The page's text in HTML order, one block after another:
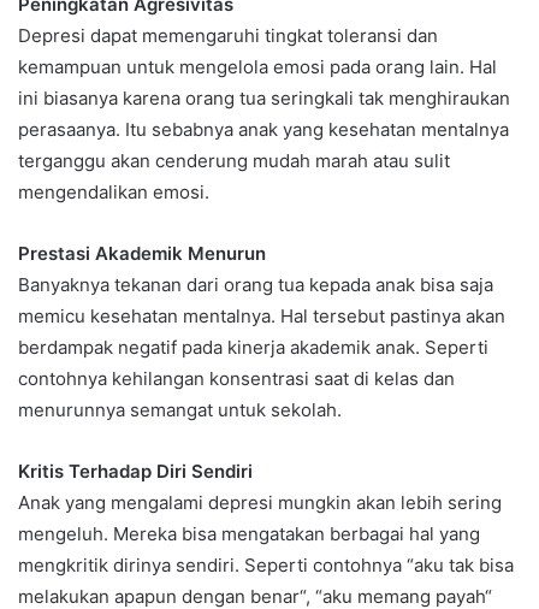
Depresi dapat memengaruhi tingkat toleransi dan
kemampuan untuk mengelola emosi pada orang lain. Hal
ini biasanya karena orang tua seringkali tak menghiraukan
perasaanya. Itu sebabnya anak yang kesehatan mentalnya
terganggu akan cenderung mudah marah atau sulit
mengendalikan emosi.
Prestasi Akademik Menurun
Banyaknya tekanan dari orang tua kepada anak bisa saja
memicu kesehatan mentalnya. Hal tersebut pastinya akan
berdampak negatif pada kinerja akademik anak. Seperti
contohnya kehilangan konsentrasi saat di kelas dan
menurunnya semangat untuk sekolah.
Kritis Terhadap Diri Sendiri
Anak yang mengalami depresi mungkin akan lebih sering
mengeluh. Mereka bisa mengatakan berbagai hal yang
mengkritik dirinya sendiri. Seperti contohnya “aku tak bisa
melakukan apapun dengan benar“, “aku memang payah“